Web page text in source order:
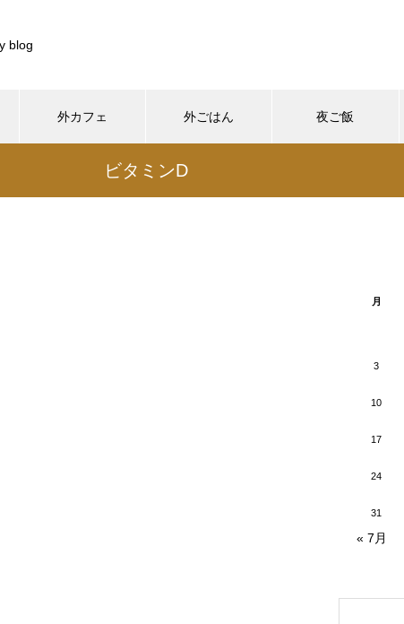
blog
外カフェ 外ごはん 夜ご飯
/home/xs899844/pocharinikki.com/public_html/wp-content/
ビタミンD
月
3
10
17
24
31
« 7月